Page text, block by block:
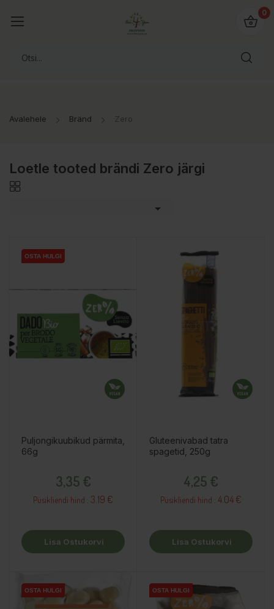
0
Avalehele Bränd Zero
Loetle tooted brändi Zero järgi

OSTA HULGI
OSTA HULGI
Puljongikuubikud pärmita,
66g
3,35 €
Püsikliendi hind : 3.19 €
Lisa Ostukorvi
Gluteenivabad tatra
spagetid, 250g
4,25 €
Püsikliendi hind : 4.04 €
Lisa Ostukorvi
OSTA HULGI
OSTA HULGI OSTA HULGI
OSTA HULGI